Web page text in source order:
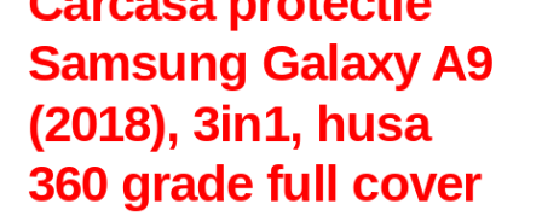
Samsung Galaxy A9
(2018), 3in1, husa
360 grade full cover